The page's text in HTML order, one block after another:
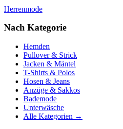
Herrenmode
Nach Kategorie
Hemden
Pullover & Strick
Jacken & Mäntel
T-Shirts & Polos
Hosen & Jeans
Anzüge & Sakkos
Bademode
Unterwäsche
Alle Kategorien →